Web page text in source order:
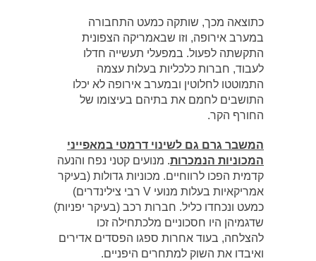
כתוצאה מכך, שותקה כמעט התחבורה
במערב אירופה, וזו שבאמריקה הצפונית
התקשתה לפעול. במפעלי תעשייה חדלו
לעבוד, חברות כלכליות בעלות עצמה
התמוטטו לחלוטין ובמערב אירופה לא יכלו
התושבים לחמם את בתיהם בעיצומו של
החורף הקר.
המשבר גרם גם לשינוי דרמטי במאפייני
המכוניות הנמכרות. מנועים קטני נפח והנעה
קדמית הפכו לרווחיים. מכוניות גדולות (בעיקר
אמריקאיות בעלות מנועי V רבי צילינדרים)
כמעט ונכחדו כליל. חברות רכב (בעיקר יפניות)
שדגמיהן היו חסכוניים מלכתחילה זכו
להצלחה, בעוד אחרות ספגו הפסדים אדירים
ואיבדו את השוק למתחרים היפניים.